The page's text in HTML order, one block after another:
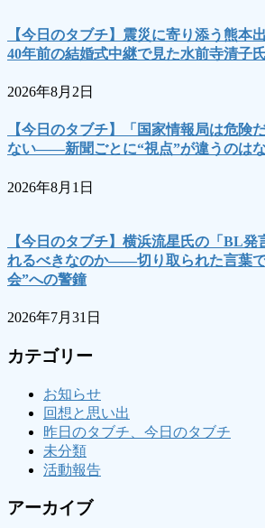
【今日のタブチ】震災に寄り添う熊
40年前の結婚式中継で見た水前寺清子
2026年8月2日
【今日のタブチ】「国家情報局は危険
ない――新聞ごとに“視点”が違うのは
2026年8月1日
【今日のタブチ】横浜流星氏の「BL発
れるべきなのか――切り取られた言葉
会”への警鐘
2026年7月31日
カテゴリー
お知らせ
回想と思い出
昨日のタブチ、今日のタブチ
未分類
活動報告
アーカイブ